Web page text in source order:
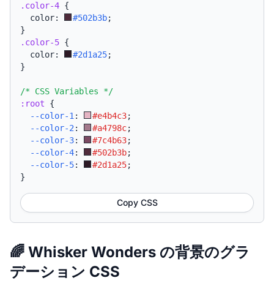
.color-4 {
  color:
#502b3b;
}
.color-5 {
  color:
#2d1a25;
}
/* CSS Variables */
:root {
--color-1 : #e4b4c3;
--color-2 : #a4798c;
--color-3: #7c4b63;
--color-4: #502b3b;
--color-5: #2d1a25;
}
Copy CSS
🌈 Whisker Wonders の背景のグラ
デーション CSS